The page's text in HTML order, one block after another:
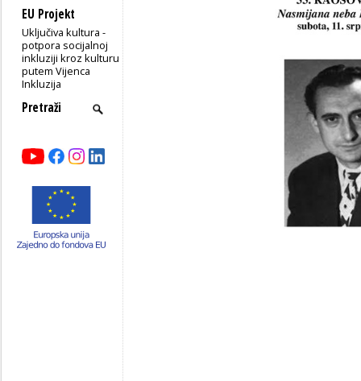
EU Projekt
Uključiva kultura -
potpora socijalnoj
inkluziji kroz kulturu
putem Vijenca
Inkluzija